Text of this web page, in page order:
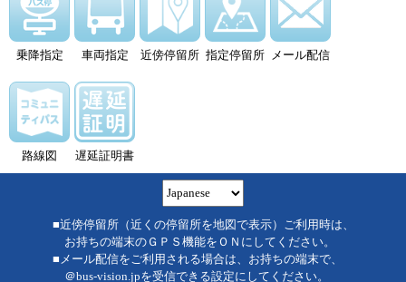
乗降指定 車両指定 近傍停留所 指定停留所 メール配信
路線図 遅延証明書
■近傍停留所（近くの停留所を地図で表示）ご利用時は、
お持ちの端末のＧＰＳ機能をＯＮにしてください。
■メール配信をご利用される場合は、お持ちの端末で、
＠bus-vision.jpを受信できる設定にしてください。